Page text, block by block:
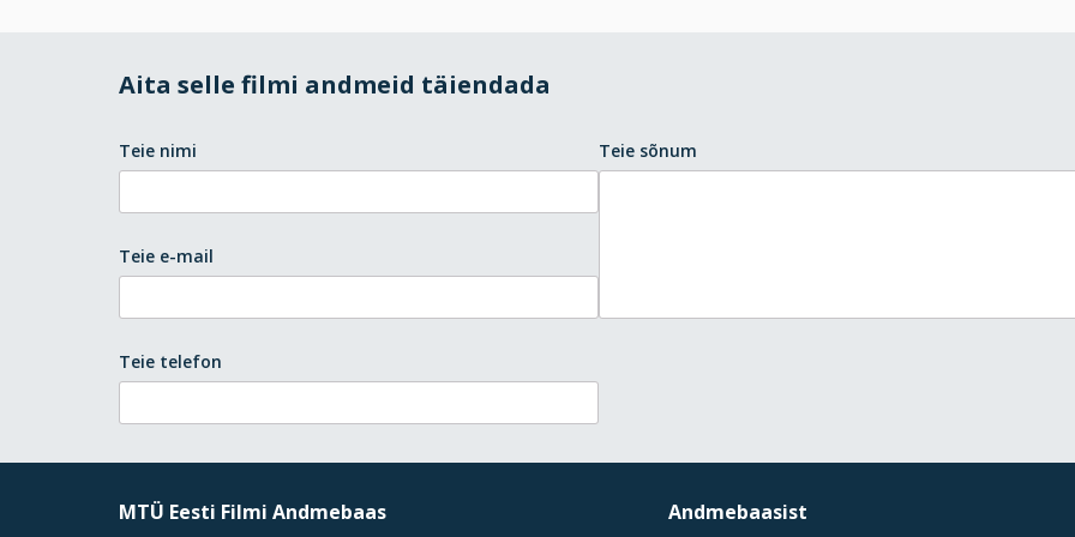
Aita selle filmi andmeid täiendada
Teie nimi
Teie e-mail
Teie telefon
Teie sõnum
MTÜ Eesti Filmi Andmebaas Andmebaasist